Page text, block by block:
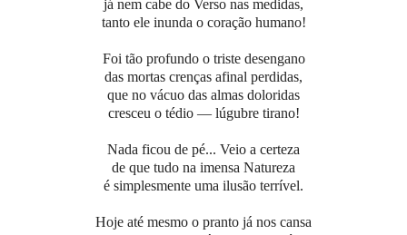
já nem cabe do Verso nas medidas,
tanto ele inunda o coração humano!
Foi tão profundo o triste desengano
das mortas crenças afinal perdidas,
que no vácuo das almas doloridas
cresceu o tédio — lúgubre tirano!
Nada ficou de pé... Veio a certeza
de que tudo na imensa Natureza
é simplesmente uma ilusão terrível.
Hoje até mesmo o pranto já nos cansa